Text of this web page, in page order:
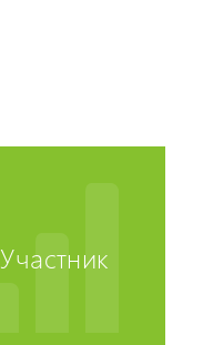
Участник